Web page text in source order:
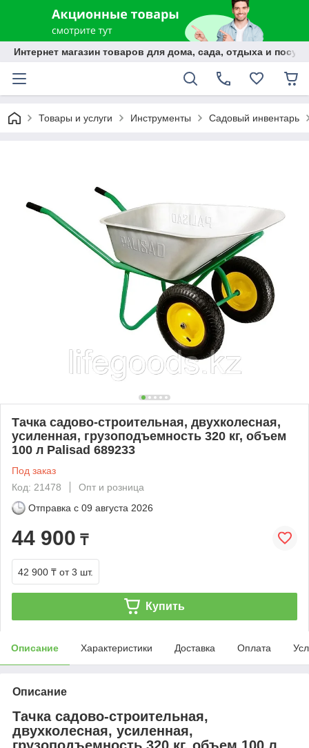
Интернет магазин товаров для дома, сада, отдыха и
Товары и услуги Инструменты Садовый инвентарь
Тачка садово-строительная, двухколесная,
усиленная, грузоподъемность 320 кг, объем
100 л Palisad 689233
Под заказ
Код: 21478
Опт и розница
Отправка с 09 августа 2026
44 900 ₸
42 900 ₸ от 3 шт.
Купить
Описание Характеристики Доставка Оплата
Описание
Тачка садово-строительная,
двухколесная, усиленная,